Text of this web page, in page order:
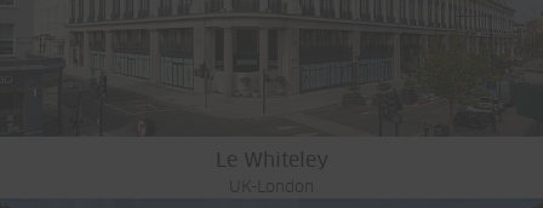
Le Whiteley
UK-London